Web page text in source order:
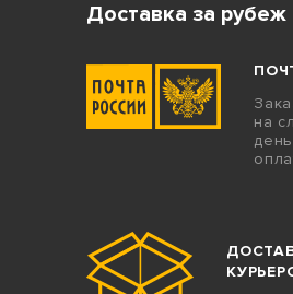
Доставка за рубеж
на